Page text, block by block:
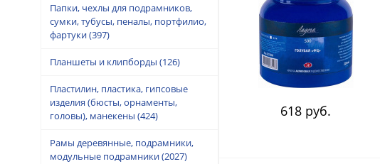
Папки, чехлы для подрамников,
сумки, тубусы, пеналы, портфилио,
фартуки(397)
Планшеты и клипборды (126)
Пластилин, пластика, гипсовые
изделия (бюсты, орнаменты,
головы), манекены (424)
Рамы деревянные, подрамники,
модульные подрамники(2027)
618 руб.